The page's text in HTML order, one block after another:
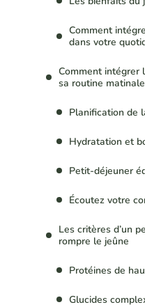
Comment
dans votre
Comment intégrer
sa routine
Planification de
Hydratation et
Petit-déjeuner
Écoutez votre
Les critères d’un
rompre le jeûne
Protéines de
Glucides